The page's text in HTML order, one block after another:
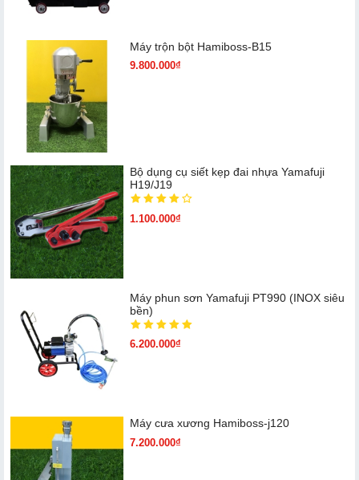
Máy trộn bột Hamiboss-B15
9.800.000₫
Bộ dụng cụ siết kẹp đai nhựa Yamafuji
H19/J19
1.100.000₫
Máy phun sơn Yamafuji PT990 (INOX siêu
bền)
6.200.000₫
Máy cưa xương Hamiboss-j120
7.200.000₫